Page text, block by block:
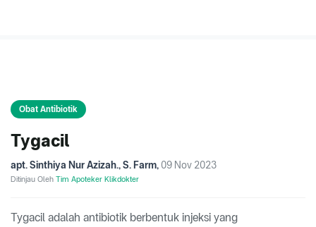
Obat Antibiotik
Tygacil
apt. Sinthiya Nur Azizah., S. Farm, 09 Nov 2023
Ditinjau Oleh Tim Apoteker Klikdokter
Tygacil adalah antibiotik berbentuk injeksi yang